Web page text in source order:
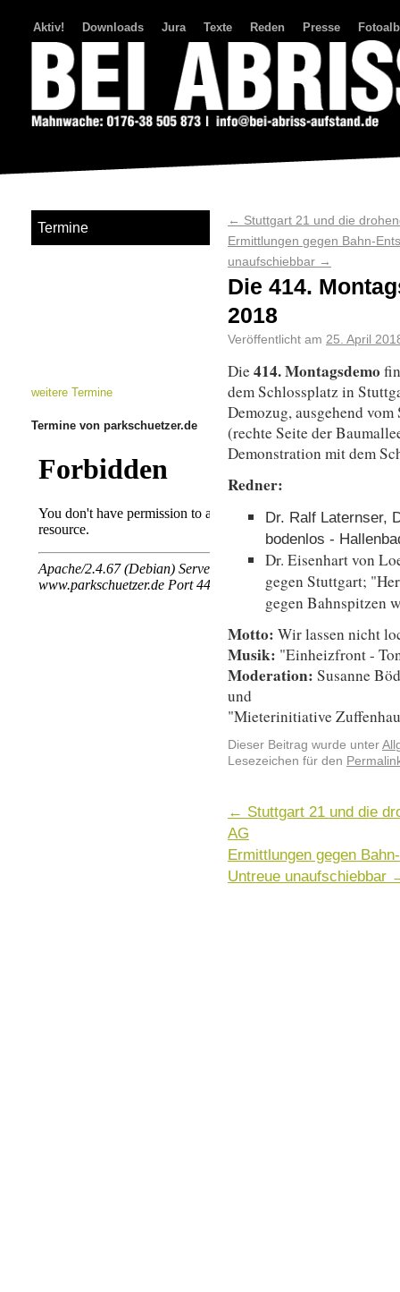
Aktiv! Downloads Jura Texte Reden Presse
← Stuttgart 21 und die
Ermittlungen gegen Bahn-
unaufschiebbar →
Die 414.
2018
Veröffentlicht am 25. April
Die 414. Montagsdemo
dem Schlossplatz in
Demozug, ausgehend
(rechte Seite der
Demonstration mit dem
Redner:
Dr. Ralf Laternser,
bodenlos -
Dr. Eisenhart von
gegen Stuttgart;
gegen Bahnspitzen
Motto: Wir lassen nicht
Musik: "Einheizfront -
Moderation: Susanne
und
"Mieterinitiative
Dieser Beitrag wurde unter
Lesezeichen für den
← Stuttgart 21 und die
AG
Ermittlungen gegen
Untreue unaufschiebbar
Termine
weitere Termine
Termine von parkschuetzer.de